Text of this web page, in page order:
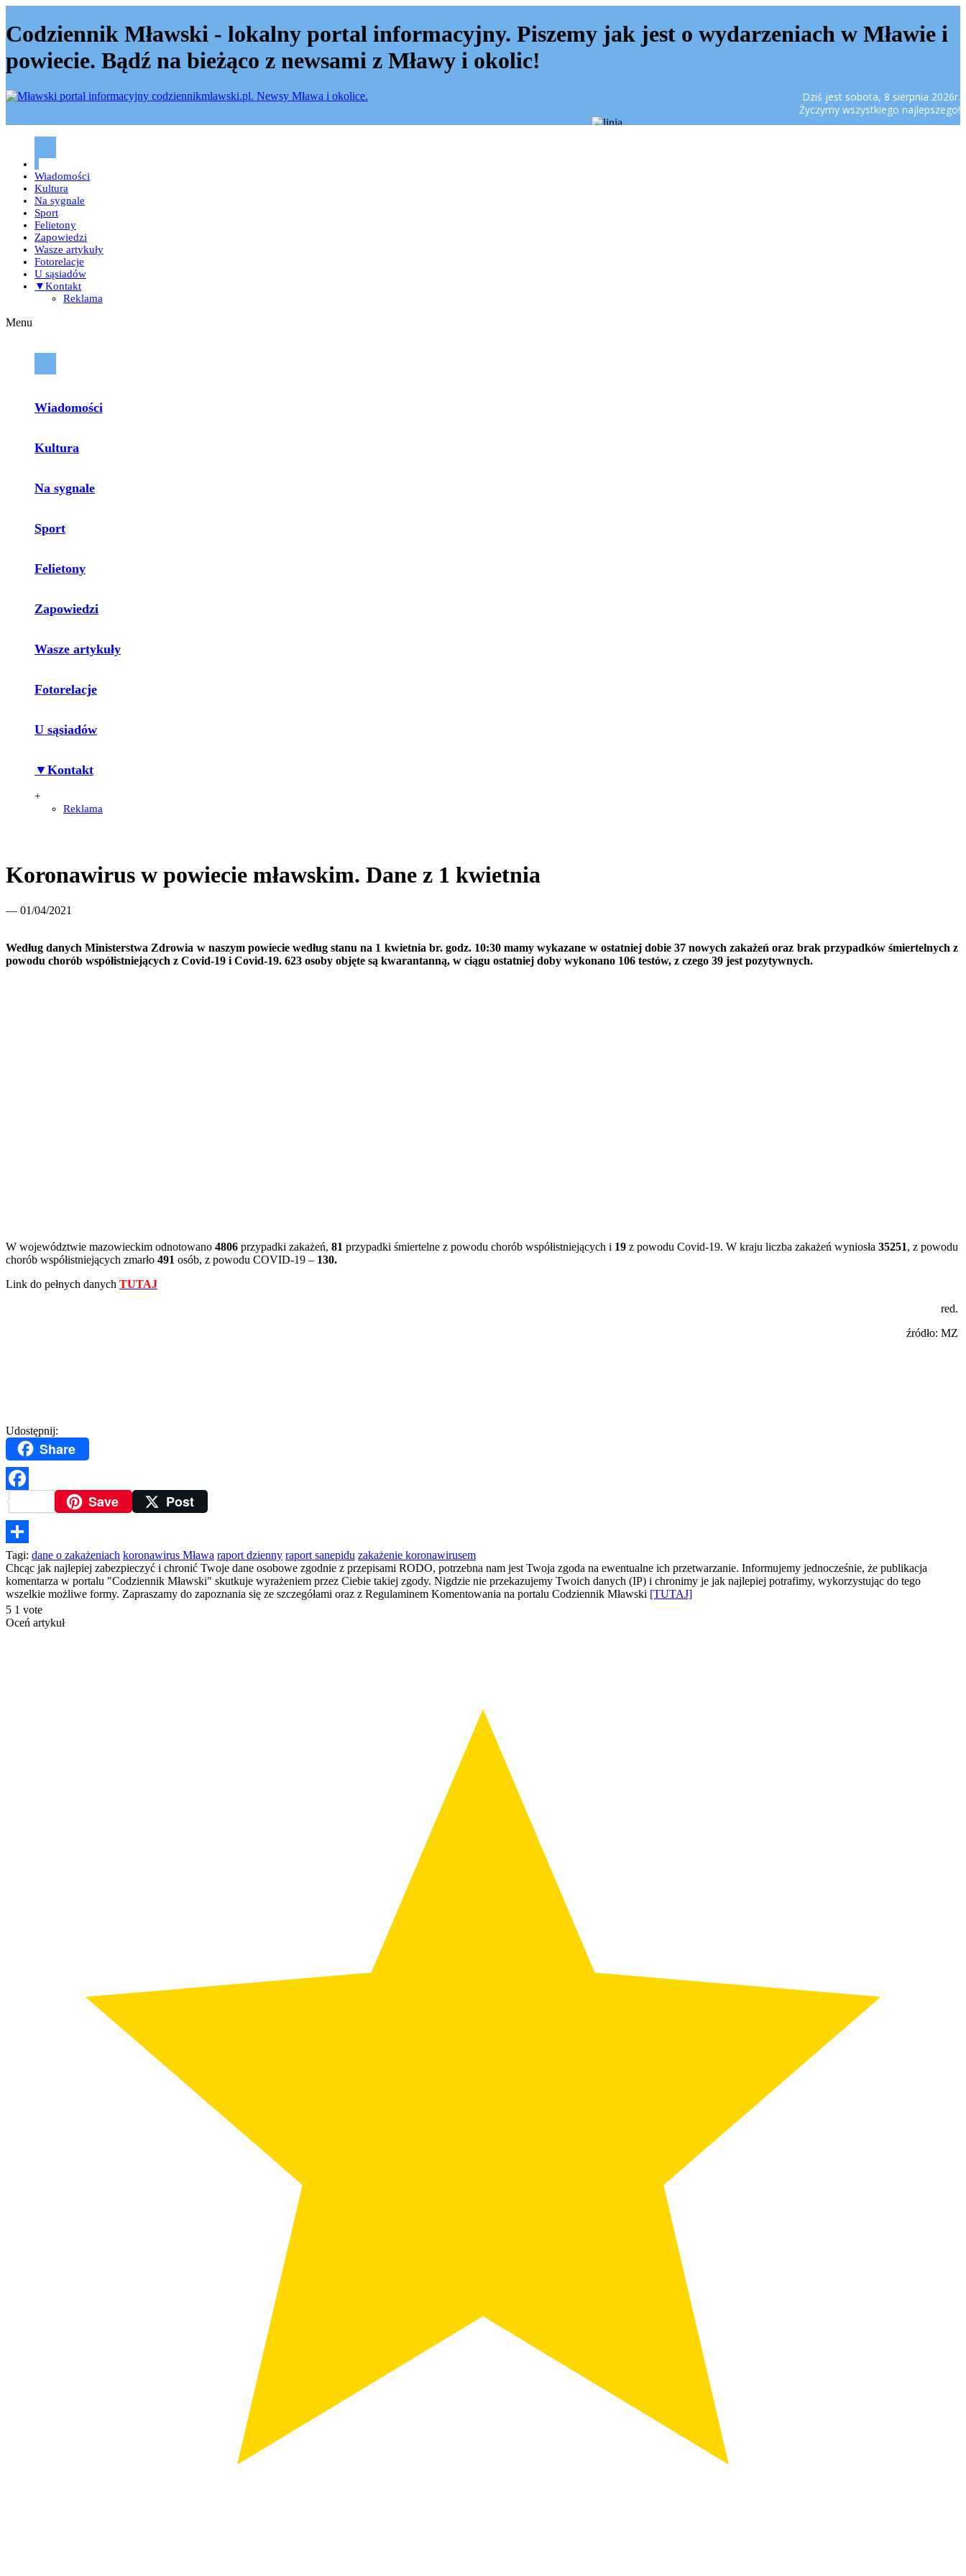
Codziennik Mławski - lokalny portal informacyjny. Piszemy jak jest o wydarzeniach w Mławie i
powiecie. Bądź na bieżąco z newsami z Mławy i okolic!
Dziś jest sobota, 8 sierpnia 2026r.
Życzymy wszystkiego najlepszego!
Codziennik mławski – Mława
Wiadomości
Kultura
Na sygnale
Sport
Felietony
Zapowiedzi
Wasze artykuły
Fotorelacje
U sąsiadów
▼Kontakt
Reklama
Menu
Wiadomości
Kultura
Na sygnale
Sport
Felietony
Zapowiedzi
Wasze artykuły
Fotorelacje
U sąsiadów
▼Kontakt
+
Reklama
Koronawirus w powiecie mławskim. Dane z 1 kwietnia
— 01/04/2021
Według danych Ministerstwa Zdrowia w naszym powiecie według stanu na 1 kwietnia br. godz. 10:30 mamy wykazane w ostatniej dobie 37 nowych zakażeń oraz brak przypadków śmiertelnych z
powodu chorób współistniejących z Covid-19 i Covid-19. 623 osoby objęte są kwarantanną, w ciągu ostatniej doby wykonano 106 testów, z czego 39 jest pozytywnych.
W województwie mazowieckim odnotowano 4806 przypadki zakażeń, 81 przypadki śmiertelne z powodu chorób współistniejących i 19 z powodu Covid-19. W kraju liczba zakażeń wyniosła 35251, z powodu
chorób współistniejących zmarło 491 osób, z powodu COVID-19 – 130.
Link do pełnych danych TUTAJ
red.
źródło: MZ
Udostępnij:
Share
FacebookSave Post
Podziel
się
Tagi: dane o zakażeniach koronawirus Mława raport dzienny raport sanepidu zakażenie koronawirusem
Chcąc jak najlepiej zabezpieczyć i chronić Twoje dane osobowe zgodnie z przepisami RODO, potrzebna nam jest Twoja zgoda na ewentualne ich przetwarzanie. Informujemy jednocześnie, że publikacja
komentarza w portalu "Codziennik Mławski" skutkuje wyrażeniem przez Ciebie takiej zgody. Nigdzie nie przekazujemy Twoich danych (IP) i chronimy je jak najlepiej potrafimy, wykorzystując do tego
wszelkie możliwe formy. Zapraszamy do zapoznania się ze szczegółami oraz z Regulaminem Komentowania na portalu Codziennik Mławski [TUTAJ]
5 1 vote
Oceń artykuł